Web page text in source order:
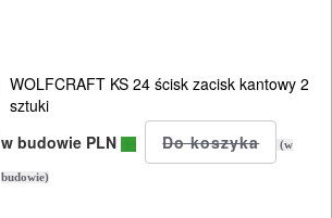
WOLFCRAFT KS 24 ścisk zacisk kantowy 2
sztuki
w budowie PLN
(w
budowie)